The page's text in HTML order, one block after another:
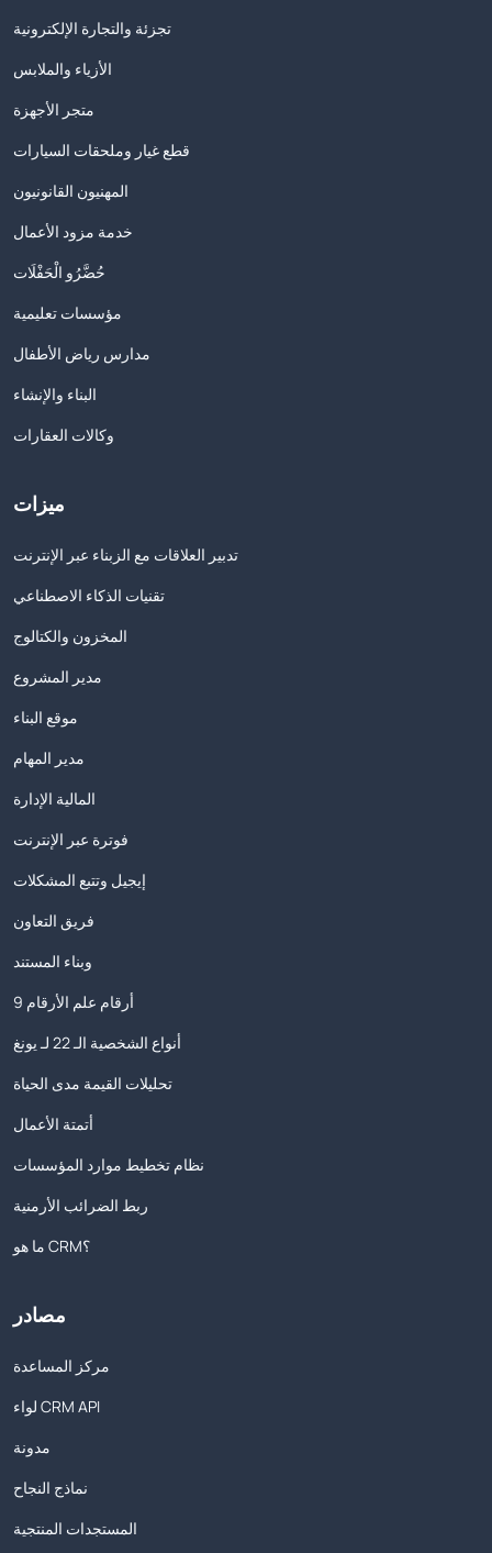
تجزئة والتجارة الإلكترونية
الأزياء والملابس
متجر الأجهزة
قطع غيار وملحقات السيارات
المهنيون القانونيون
خدمة مزود الأعمال
حُضَّرُو الْحَفْلَات
مؤسسات تعليمية
مدارس رياض الأطفال
البناء والإنشاء
وكالات العقارات
ميزات
تدبير العلاقات مع الزبناء عبر الإنترنت
تقنيات الذكاء الاصطناعي
المخزون والكتالوج
مدير المشروع
موقع البناء
مدير المهام
المالية الإدارة
فوترة عبر الإنترنت
إيجيل وتتبع المشكلات
فريق التعاون
وبناء المستند
9 أرقام علم الأرقام
أنواع الشخصية الـ 22 لـ يونغ
تحليلات القيمة مدى الحياة
أتمتة الأعمال
نظام تخطيط موارد المؤسسات
ربط الضرائب الأرمنية
ما هو CRM؟
مصادر
مركز المساعدة
لواء CRM API
مدونة
نماذج النجاح
المستجدات المنتجية